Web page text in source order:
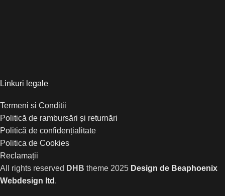
Linkuri legale
Termeni si Conditii
Politică de rambursări și returnări
Politică de confidențialitate
Politica de Cookies
Reclamații
All rights reserved DHB theme 2025 Design de Beaphoenix
Webdesign ltd .